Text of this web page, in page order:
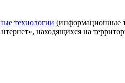
технологии (информационные
находящихся на